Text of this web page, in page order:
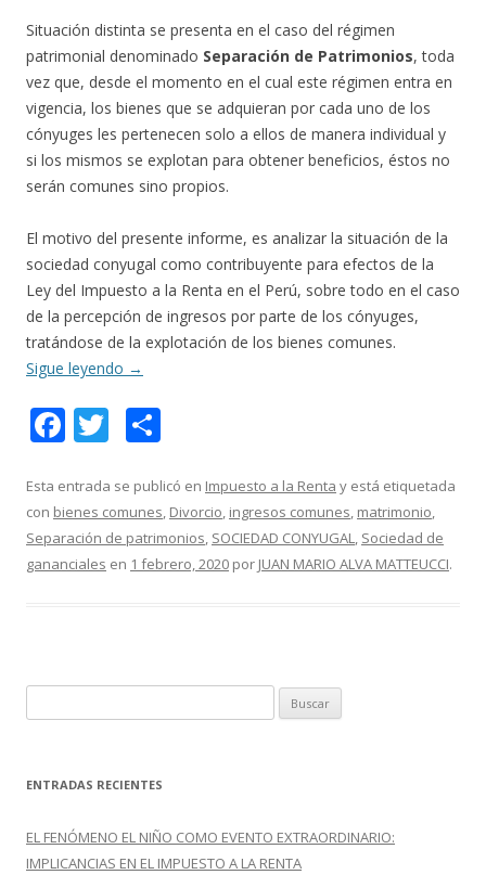
Situación distinta se presenta en el caso del régimen
patrimonial denominado Separación de Patrimonios, toda
vez que, desde el momento en el cual este régimen entra en
vigencia, los bienes que se adquieran por cada uno de los
cónyuges les pertenecen solo a ellos de manera individual y
si los mismos se explotan para obtener beneficios, éstos no
serán comunes sino propios.
El motivo del presente informe, es analizar la situación de la
sociedad conyugal como contribuyente para efectos de la
Ley del Impuesto a la Renta en el Perú, sobre todo en el caso
de la percepción de ingresos por parte de los cónyuges,
tratándose de la explotación de los bienes comunes.
Sigue leyendo →
F
e
b
o
T
itt
er
m
p
ar
Esta entrada se publicó en Impuesto a la Renta y está etiquetada
con bienes comunes, Divorcio, ingresos comunes, matrimonio,
Separación de patrimonios, SOCIEDAD CONYUGAL, Sociedad de
gananciales en 1 febrero, 2020 por JUAN MARIO ALVA MATTEUCCI.
u
c
r
:
ENTRADAS RECIENTES
EL FENÓMENO EL NIÑO COMO EVENTO EXTRAORDINARIO:
IMPLICANCIAS EN EL IMPUESTO A LA RENTA